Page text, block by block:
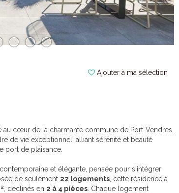
Ajouter à ma sélection
au cœur de la charmante commune de Port-Vendres.
de vie exceptionnel, alliant sérénité et beauté
port de plaisance.
et élégante, pensée pour s'intégrer
de seulement 22 logements , cette résidence à
, déclinés en 2 à 4 pièces . Chaque logement